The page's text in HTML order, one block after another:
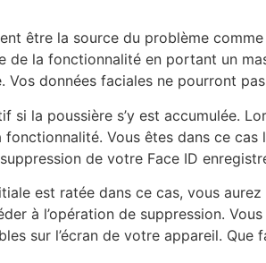
être la source du problème
de la fonctionnalité en portant un
Vos données faciales ne pourront
si la poussière s’y est accumulée.
Vous êtes dans ce cas
de votre Face ID
est ratée dans ce cas, vous
à l’opération de suppression.
sur l’écran de votre appareil.